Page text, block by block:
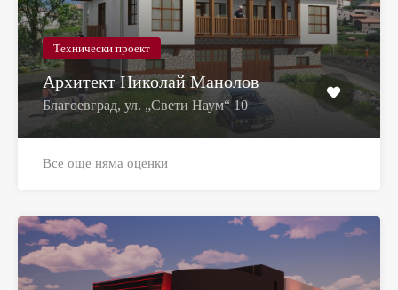
Технически проект
Архитект Николай Манолов
Благоевград, ул. „Свети Наум“ 10
Все още няма оценки